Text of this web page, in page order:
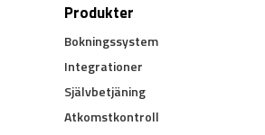
Produkter
Bokningssystem
Integrationer
Självbetjäning
Atkomstkontroll